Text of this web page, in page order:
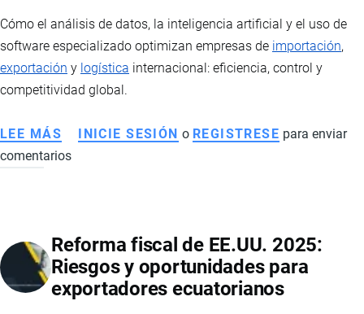
Cómo el análisis de datos, la inteligencia artificial y el uso de
software especializado optimizan empresas de importación,
exportación y logística internacional: eficiencia, control y
competitividad global.
LEE MÁS SOBRE
ANÁLISIS
ARTIFICIAL
Y
SOFTWARE
INICIE SESIÓN o REGISTRESE para enviar
comentarios
Reforma fiscal de EE.UU. 2025:
Riesgos y oportunidades para
exportadores ecuatorianos